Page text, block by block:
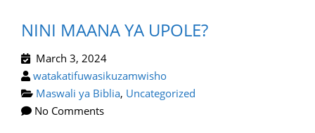
NINI MAANA YA UPOLE?
March 3, 2024
watakatifuwasikuzamwisho
Maswali ya Biblia, Uncategorized
No Comments